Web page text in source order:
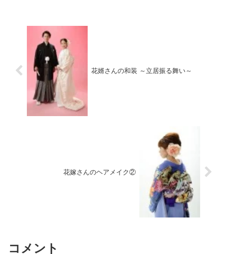
花婿さんの和装 ～立居振る舞い～
花嫁さんのヘアメイク②
コメント